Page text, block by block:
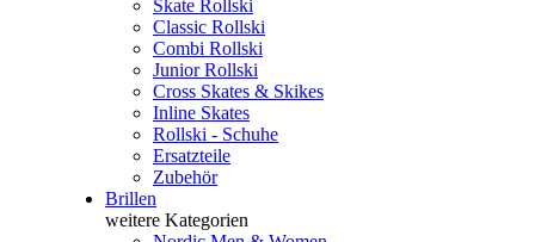
Skate Rollski
Classic Rollski
Combi Rollski
Junior Rollski
Cross Skates & Skikes
Inline Skates
Rollski - Schuhe
Ersatzteile
Zubehör
Brillen
weitere Kategorien